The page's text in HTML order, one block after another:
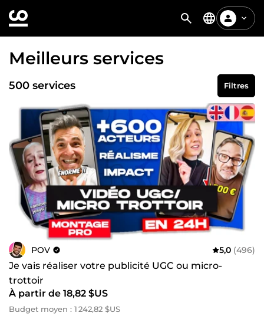
Meilleurs services
500 services Filtres
POV 5,0 (496)
Je vais réaliser votre publicité UGC ou micro-
trottoir
À partir de 18,82 $US
Budget moyen : 1 242,82 $US